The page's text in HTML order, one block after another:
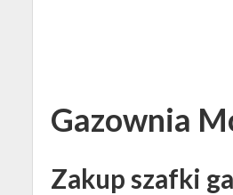
Gazownia
Zakup szafki